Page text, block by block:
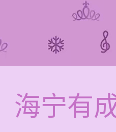
海宁有